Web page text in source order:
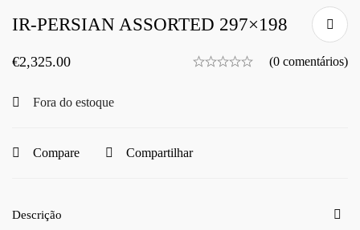
IR-PERSIAN ASSORTED 297×198
€2,325.00 (0 comentários)
Fora do estoque
Compare Compartilhar
Descrição